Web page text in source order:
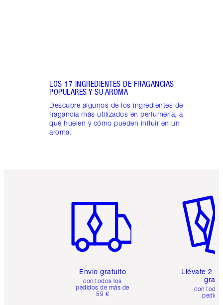
LOS 17 INGREDIENTES DE FRAGANCIAS
POPULARES Y SU AROMA
Descubre algunos de los ingredientes de
fragancia más utilizados en perfumería, a
qué huelen y cómo pueden influir en un
aroma.
Envío gratuito
con todos los
pedidos de más de
59 €
Llévate 2
gratis
con